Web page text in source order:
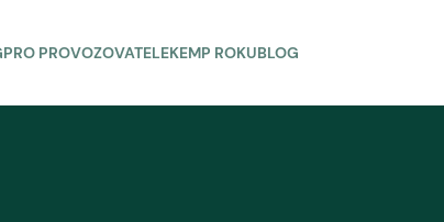
PRO PROVOZOVATELEKEMP ROKUBLOG